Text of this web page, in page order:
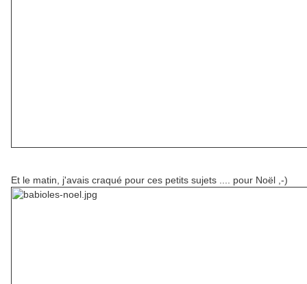
Et le matin, j'avais craqué pour ces petits sujets .... pour Noël ,-)